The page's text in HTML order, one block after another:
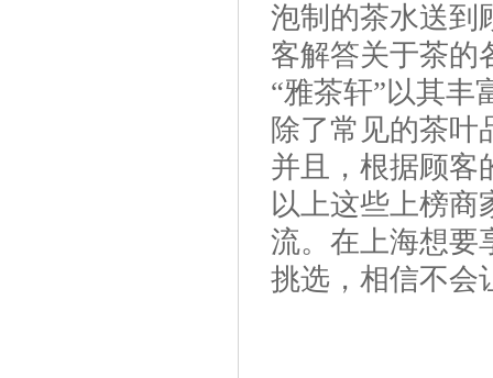
泡制的茶水送到
客解答关于茶的
“雅茶轩”以其丰
除了常见的茶叶
并且，根据顾客
以上这些上榜商
流。在上海想要
挑选，相信不会